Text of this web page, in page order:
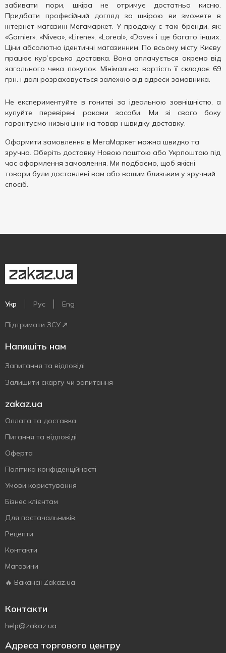
забивати пори, шкіра не отримує достатньо кисню.
Придбати професійний догляд за шкірою ви зможете в
інтернет-магазині Мегамаркет. У продажу є такі бренди, як:
«Garnier», «Nivea», «Lirene», «Loreal», «Dove» і ще багато інших.
Ціни абсолютно ідентичні магазинним. По всьому місту Києву
працює кур’єрська доставка. Вона оплачується окремо від
загального чека покупок. Мінімальна вартість її складає 69
грн. і далі розраховується залежно від адреси замовника.
Не експериментуйте в гонитві за ідеальною зовнішністю, а
купуйте перевірені роками засоби. Ми зі свого боку
гарантуємо низькі ціни на товар і швидку доставку.
Оформити замовлення в МегаМаркет можна швидко та
зручно. Оберіть доставку Новою поштою або Укрпоштою під
час оформлення замовлення. Ми подбаємо, щоб якісні
товари були доставлені вам або вашим близьким у зручний
спосіб.
Укр Рус Eng
Підтримати ЗСУ
Напишіть нам
Запитання та відповіді
Залишити скаргу чи запитання
zakaz.ua
Оплата та доставка
Питання та відповіді
Оферта
Політика конфіденційності
Умови користування
Бізнес клієнтам
Для постачальників
Рецепти
Контакти
Магазини
🔥 Вакансії Zakaz.ua
Контакти
help@zakaz.ua
Адреса торгового центру